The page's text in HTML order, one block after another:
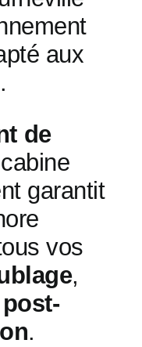
aux
de
garantit
vos
,
post-
.